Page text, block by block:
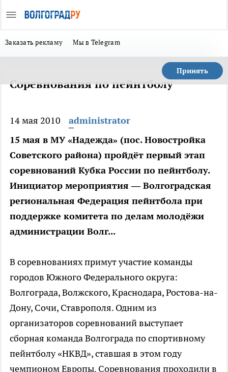
Заказать рекламу Мы в Telegram
Принять
Соревнования по пейнтболу
14 мая 2010
administrator
15 мая в МУ «Надежда» (пос. Новостройка
Советского района) пройдёт первый этап
соревнований Кубка России по пейнтболу.
Инициатор мероприятия — Волгоградская
региональная Федерация пейнтбола при
поддержке комитета по делам молодёжи
администрации Волг...
В соревнованиях примут участие команды
городов Южного Федерального округа:
Волгограда, Волжского, Краснодара, Ростова-на-
Дону, Сочи, Ставрополя. Одним из
организаторов соревнований выступает
сборная команда Волгограда по спортивному
пейнтболу «НКВД», ставшая в этом году
чемпионом Европы. Соревнования проходили в